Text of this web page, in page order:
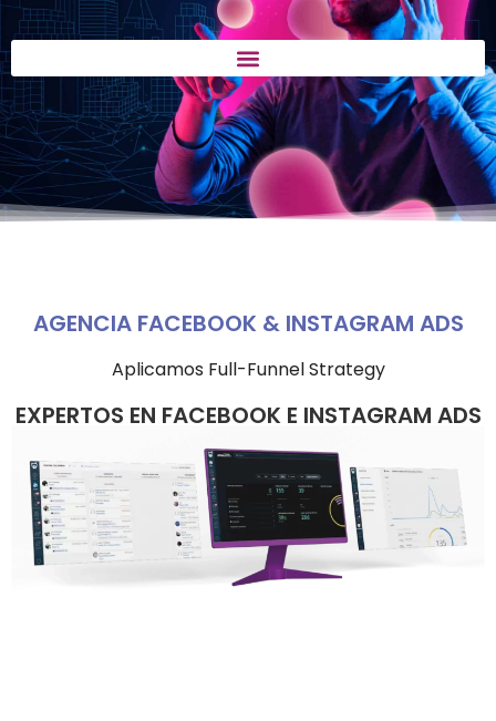
medellín
AGENCIA FACEBOOK & INSTAGRAM ADS
Aplicamos Full-Funnel Strategy
EXPERTOS EN FACEBOOK E INSTAGRAM ADS